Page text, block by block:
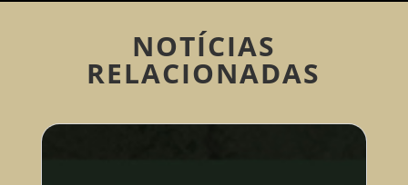
NOTÍCIAS
RELACIONADAS